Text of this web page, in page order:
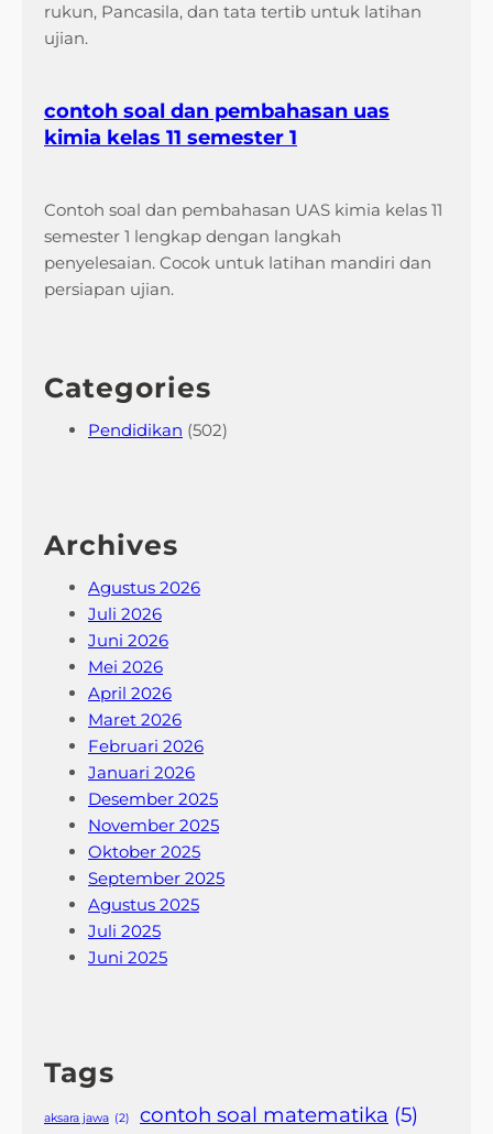
2
a
s
h
n
g
y
n
g
W
a
j
i
b
D
i
k
u
a
s
a
i
rukun, Pancasila, dan tata tertib untuk latihan
ujian.
contoh soal dan pembahasan uas
kimia kelas 11 semester 1
Contoh soal dan pembahasan UAS kimia kelas 11
semester 1 lengkap dengan langkah
penyelesaian. Cocok untuk latihan mandiri dan
persiapan ujian.
Categories
Pendidikan (502)
Archives
Agustus 2026
Juli 2026
Juni 2026
Mei 2026
April 2026
Maret 2026
Februari 2026
Januari 2026
Desember 2025
November 2025
Oktober 2025
September 2025
Agustus 2025
Juli 2025
Juni 2025
Tags
aksara jawa (2) contoh soal matematika (5)